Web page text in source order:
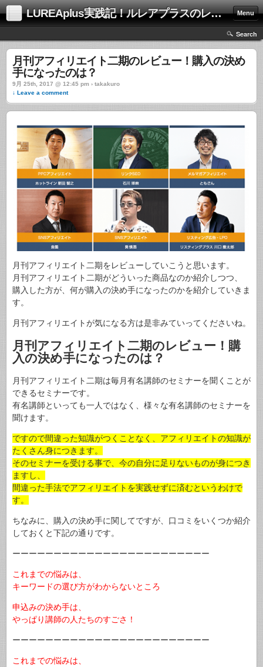
LUREAplus実践記！ルレアプラスのレビューサイト！ Menu
Search
月刊アフィリエイト二期のレビュー！購入の決め
手になったのは？
9月 25th, 2017 @ 12:45 pm › takakuro
↓ Leave a comment
月刊アフィリエイト二期をレビューしていこうと思います。
月刊アフィリエイト二期がどういった商品なのか紹介しつつ、
購入した方が、何が購入の決め手になったのかを紹介していきま
す。
月刊アフィリエイトが気になる方は是非みていってくださいね。
月刊アフィリエイト二期のレビュー！購
入の決め手になったのは？
月刊アフィリエイト二期は毎月有名講師のセミナーを聞くことが
できるセミナーです。
有名講師といっても一人ではなく、様々な有名講師のセミナーを
聞けます。
ですので間違った知識がつくことなく、アフィリエイトの知識が
たくさん身につきます。
そのセミナーを受ける事で、今の自分に足りないものが身につき
ますし、
間違った手法でアフィリエイトを実践せずに済むというわけで
す。
ちなみに、購入の決め手に関してですが、口コミをいくつか紹介
しておくと下記の通りです。
ーーーーーーーーーーーーーーーーーーーーーーーー
これまでの悩みは、
キーワードの選び方がわからないところ
申込みの決め手は、
やっぱり講師の人たちのすごさ！
ーーーーーーーーーーーーーーーーーーーーーーーー
これまでの悩みは、